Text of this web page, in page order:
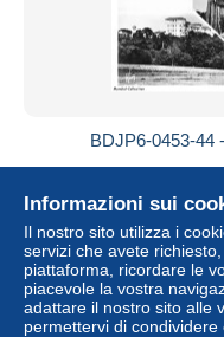
BDJP6-0453-44
Stato
Nuovo
Informazioni sui
Il nostro sito utilizza i
servizi che avete
piattaforma, ricordare le
piacevole la vostra
adattare il nostro sito alle
permettervi di condividere